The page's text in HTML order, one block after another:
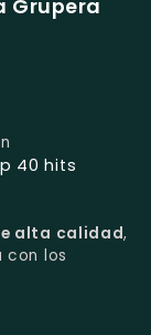
Grupera
40 hits
alta calidad,
con los